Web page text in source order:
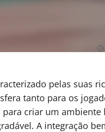
pelas suas
tanto para os
para criar um
A integração